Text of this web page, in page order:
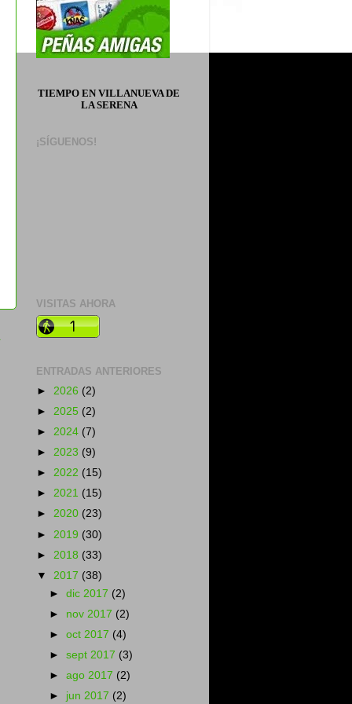
TIEMPO EN VILLANUEVA DE
LA SERENA
¡SÍGUENOS!
VISITAS AHORA
ENTRADAS ANTERIORES
► 2026 (2)
► 2025 (2)
► 2024 (7)
► 2023 (9)
► 2022 (15)
► 2021 (15)
► 2020 (23)
► 2019 (30)
► 2018 (33)
▼ 2017 (38)
►dic 2017 (2)
► nov 2017 (2)
►oct 2017 (4)
►sept 2017 (3)
►ago 2017 (2)
► jun 2017 (2)